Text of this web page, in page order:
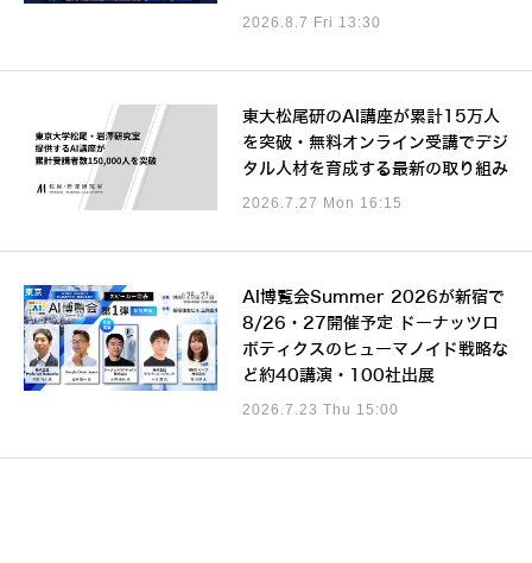
2026.8.7 Fri 13:30
東大松尾研のAI講座が累計15万人
を突破・無料オンライン受講でデジ
タル人材を育成する最新の取り組み
2026.7.27 Mon 16:15
AI博覧会Summer 2026が新宿で
8/26・27開催予定 ドーナッツロ
ボティクスのヒューマノイド戦略な
ど約40講演・100社出展
2026.7.23 Thu 15:00